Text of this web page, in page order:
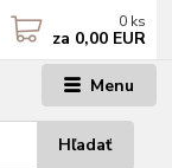
Menu
Hľadať
0 ks
za 0,00 EUR